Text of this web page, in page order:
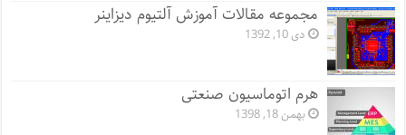
مجموعه مقالات آموزش آلتیوم دیزاینر
دی 10, 1392
هرم اتوماسیون صنعتی
بهمن 18, 1398